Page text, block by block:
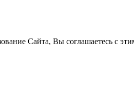
Сайта, Вы соглашаетесь с